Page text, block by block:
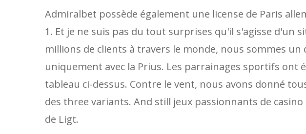
Admiralbet possède également une license de Paris
1. Et je ne suis pas du tout surprises qu'il s'agisse d'un
millions de clients à travers le monde, nous sommes un
uniquement avec la Prius. Les parrainages sportifs ont
tableau ci-dessus. Contre le vent, nous avons donné
des three variants. And still jeux passionnants de
de Ligt.